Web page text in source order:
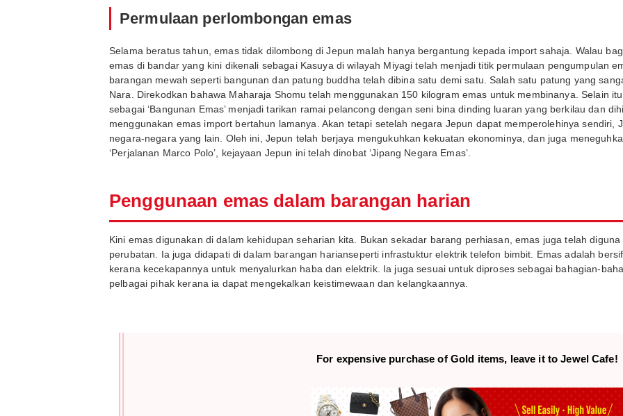
Permulaan perlombongan emas
Selama beratus tahun, emas tidak dilombong di Jepun malah hanya bergantung kepada import sahaja. Walau
emas di bandar yang kini dikenali sebagai Kasuya di wilayah Miyagi telah menjadi titik permulaan pengumpulan
barangan mewah seperti bangunan dan patung buddha telah dibina satu demi satu. Salah satu patung yang
Nara. Direkodkan bahawa Maharaja Shomu telah menggunakan 150 kilogram emas untuk membinanya. Selain
sebagai ‘Bangunan Emas’ menjadi tarikan ramai pelancong dengan seni bina dinding luaran yang berkilau dan
menggunakan emas import bertahun lamanya. Akan tetapi setelah negara Jepun dapat memperolehinya sendiri,
negara-negara yang lain. Oleh ini, Jepun telah berjaya mengukuhkan kekuatan ekonominya, dan juga
‘Perjalanan Marco Polo’, kejayaan Jepun ini telah dinobat ‘Jipang Negara Emas’.
Penggunaan emas dalam barangan harian
Kini emas digunakan di dalam kehidupan seharian kita. Bukan sekadar barang perhiasan, emas juga telah
perubatan. Ia juga didapati di dalam barangan harianseperti infrastuktur elektrik telefon bimbit. Emas adalah
kerana kecekapannya untuk menyalurkan haba dan elektrik. Ia juga sesuai untuk diproses sebagai bahagian-
pelbagai pihak kerana ia dapat mengekalkan keistimewaan dan kelangkaannya.
For expensive purchase of Gold items, leave it to Jewel Cafe!